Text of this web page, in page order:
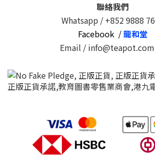
聯絡我們
Whatsapp / +852 9888
Facebook /龍和堂
Email /